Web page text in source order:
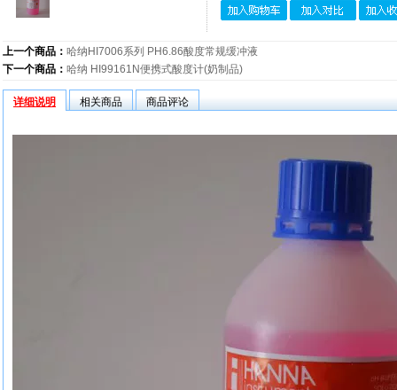
上一个商品： 哈纳HI7006系列 PH6.86酸度常规缓冲液
下一个商品： 哈纳 HI99161N便携式酸度计(奶制品)
详细说明 相关商品 商品评论